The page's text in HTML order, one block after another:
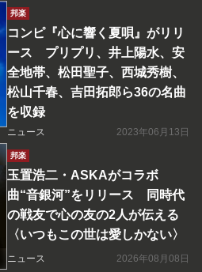
邦楽
コンピ『心に響く夏唄』がリリ
ース プリプリ、井上陽水、安
全地帯、松田聖子、西城秀樹、
松山千春、吉田拓郎ら36の名曲
を収録
ニュース 2023年06月13日
邦楽
玉置浩二・ASKAがコラボ
曲“音銀河”をリリース 同時代
の戦友で心の友の2人が伝える
〈いつもこの世は愛しかない〉
ニュース 2026年08月08日